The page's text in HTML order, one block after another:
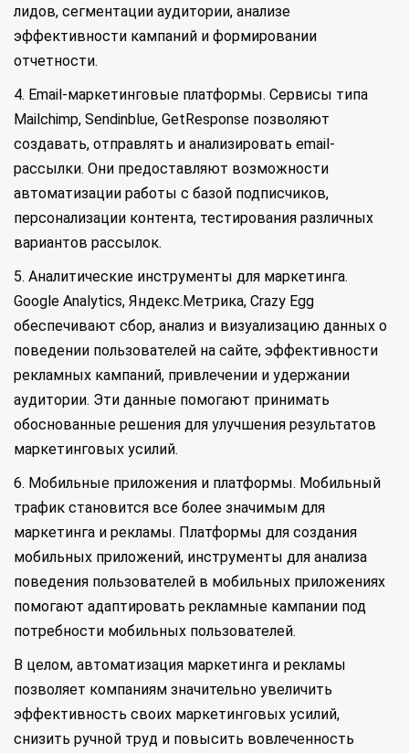
лидов, сегментации аудитории, анализе
эффективности кампаний и формировании
отчетности.
4. Email-маркетинговые платформы. Сервисы типа
Mailchimp, Sendinblue, GetResponse позволяют
создавать, отправлять и анализировать email-
рассылки. Они предоставляют возможности
автоматизации работы с базой подписчиков,
персонализации контента, тестирования различных
вариантов рассылок.
5. Аналитические инструменты для маркетинга.
Google Analytics, Яндекс.Метрика, Crazy Egg
обеспечивают сбор, анализ и визуализацию данных о
поведении пользователей на сайте, эффективности
рекламных кампаний, привлечении и удержании
аудитории. Эти данные помогают принимать
обоснованные решения для улучшения результатов
маркетинговых усилий.
6. Мобильные приложения и платформы. Мобильный
трафик становится все более значимым для
маркетинга и рекламы. Платформы для создания
мобильных приложений, инструменты для анализа
поведения пользователей в мобильных приложениях
помогают адаптировать рекламные кампании под
потребности мобильных пользователей.
В целом, автоматизация маркетинга и рекламы
позволяет компаниям значительно увеличить
эффективность своих маркетинговых усилий,
снизить ручной труд и повысить вовлеченность